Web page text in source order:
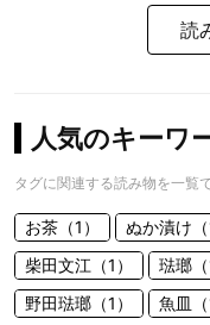
読
人気のキーワ
タグに関連する読み物を一覧
お茶（1） ぬか漬け（
柴田文江（1）
琺瑯（
野田琺瑯（1）
魚皿（